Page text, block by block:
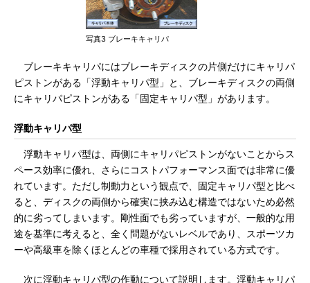
写真3 ブレーキキャリパ
ブレーキキャリパにはブレーキディスクの片側だけにキャリパ
ピストンがある「浮動キャリパ型」と、ブレーキディスクの両側
にキャリパピストンがある「固定キャリパ型」があります。
浮動キャリパ型
浮動キャリパ型は、両側にキャリパピストンがないことからス
ペース効率に優れ、さらにコストパフォーマンス面では非常に優
れています。ただし制動力という観点で、固定キャリパ型と比べ
ると、ディスクの両側から確実に挟み込む構造ではないため必然
的に劣ってしまいます。剛性面でも劣っていますが、一般的な用
途を基準に考えると、全く問題がないレベルであり、スポーツカ
ーや高級車を除くほとんどの車種で採用されている方式です。
次に浮動キャリパ型の作動について説明します。浮動キャリパ